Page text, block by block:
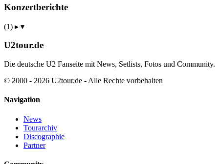
Konzertberichte
(1) ▸ ▾
U2tour.de
Die deutsche U2 Fanseite mit News, Setlists, Fotos und Community.
© 2000 - 2026 U2tour.de - Alle Rechte vorbehalten
Navigation
News
Tourarchiv
Discographie
Partner